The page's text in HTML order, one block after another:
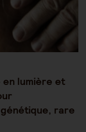
en lumière et
rare